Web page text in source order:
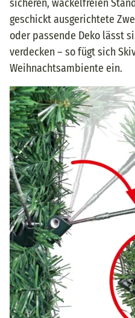
sicheren, wackelfreien
geschickt ausgerichtete
oder passende Deko lässt
verdecken – so fügt sich
Weihnachtsambiente ein.